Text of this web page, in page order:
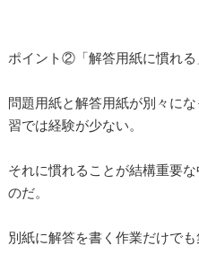
ポイント②「解答用紙に慣れる
問題用紙と解答用紙が別々に
習では経験が少ない。
それに慣れることが結構重要
のだ。
別紙に解答を書く作業だけで